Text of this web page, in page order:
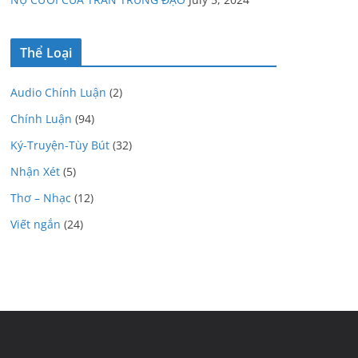
Thể Loại
Audio Chính Luận (2)
Chính Luận (94)
Ký-Truyện-Tùy Bút (32)
Nhận Xét (5)
Thơ – Nhạc (12)
Viết ngắn (24)